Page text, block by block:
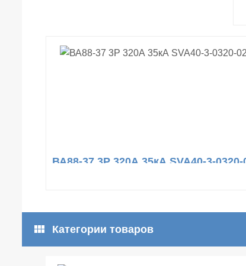
ВА88-37 3Р 320А 35кА SVA40-3-0320-
view_module Категории товаров